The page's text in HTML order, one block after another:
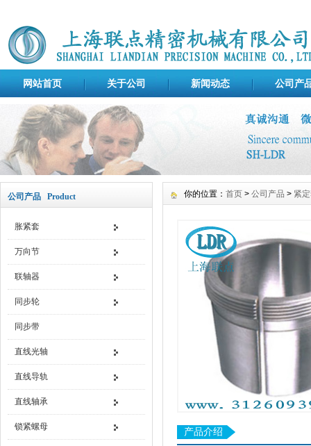
网站首页 关于公司 新闻动态 公司产
公司产品 Product
胀紧套
万向节
联轴器
同步轮
同步带
直线光轴
直线导轨
直线轴承
锁紧螺母
你的位置： 首页 > 公司产品 > 紧
产品介绍